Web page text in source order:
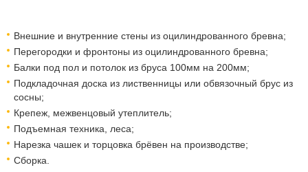
Внешние и внутренние стены из оцилиндрованного бревна;
Перегородки и фронтоны из оцилиндрованного бревна;
Балки под пол и потолок из бруса 100мм на 200мм;
Подкладочная доска из лиственницы или обвязочный брус из
сосны;
Крепеж, межвенцовый утеплитель;
Подъемная техника, леса;​​​​​​​
Нарезка чашек и торцовка брёвен на производстве;
Сборка.